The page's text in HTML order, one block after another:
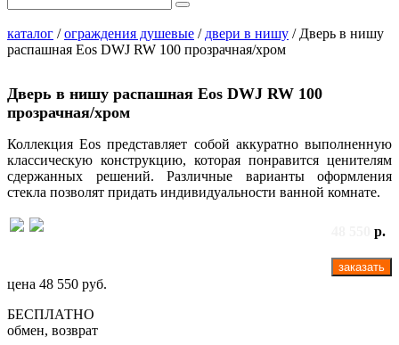
каталог /ограждения душевые / двери в нишу / Дверь в нишу
распашная Eos DWJ RW 100 прозрачная/хром
Дверь в нишу распашная Eos DWJ RW 100
прозрачная/хром
Коллекция Eos представляет собой аккуратно выполненную
классическую конструкцию, которая понравится ценителям
сдержанных решений. Различные варианты оформления
стекла позволят придать индивидуальности ванной комнате.
р.
заказать
цена 48 550 руб.
БЕСПЛАТНО
обмен, возврат